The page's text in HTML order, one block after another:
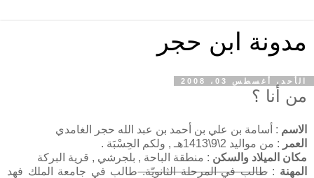
مدونة ابن حجر
الأحد، أغسطس 03، 2008
من أنا ؟
الاسم : أسامة بن علي بن أحمد بن عبد الله حجر الغامدي
العمر : من مواليد 2\9\1413هـ , ولكم الحِسْبَة .
مكان الميلاد والسكن : منطقة الباحة , بلجرشي , قرية البركة
المهنة :طالب في المرحلة الثانويّة.طالب في جامعة الملك فهد